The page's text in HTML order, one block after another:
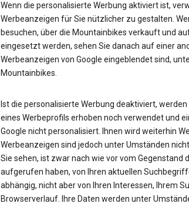
Wenn die personalisierte Werbung aktiviert ist,
Werbeanzeigen für Sie nützlicher zu gestalten.
besuchen, über die Mountainbikes verkauft und
eingesetzt werden, sehen Sie danach auf einer
Werbeanzeigen von Google eingeblendet sind,
Mountainbikes.
Ist die personalisierte Werbung deaktiviert,
eines Werbeprofils erhoben noch verwendet und
Google nicht personalisiert. Ihnen wird weiterhin
Werbeanzeigen sind jedoch unter Umständen
Sie sehen, ist zwar nach wie vor vom Gegenstand
aufgerufen haben, von Ihren aktuellen
abhängig, nicht aber von Ihren Interessen, Ihrem
Browserverlauf. Ihre Daten werden unter